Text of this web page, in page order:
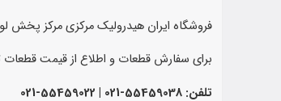
فروشگاه ایران هیدرولیک مرکزی مرکز پخش لوام
برای سفارش قطعات و اطلاع از قیمت
تلفن: 55459038-021 | 55459022-021